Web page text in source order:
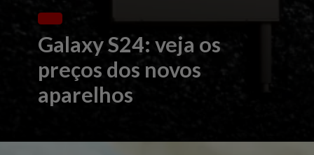
Galaxy S24: veja os
preços dos novos
aparelhos